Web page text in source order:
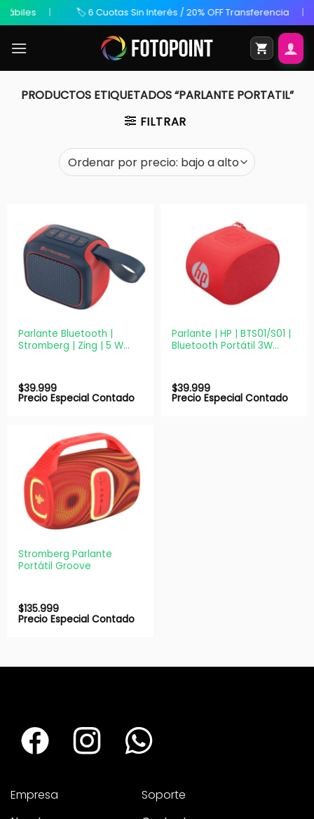
🏷️ 6 Cuotas Sin Interés / 20% OFF Transferencia
PRODUCTOS ETIQUETADOS “PARLANTE PORTATIL”
FILTRAR
Parlante Bluetooth |
Stromberg | Zing | 5 W
$39.999
Precio Especial Contado
Parlante | HP | BTS01/S01 |
Bluetooth Portátil 3W
$39.999
Precio Especial Contado
Stromberg Parlante
Portátil Groove
$135.999
Precio Especial Contado
Empresa
Soporte